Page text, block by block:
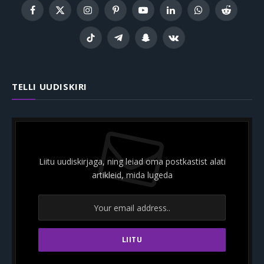
Facebook
X
(Twitter)
InstagramPinterestYouTubeLinkedInWhatsAppReddit
TikTok TelegramSnapchatVKontakte
TELLI UUDISKIRI
Liitu uudiskirjaga, ning leiad oma postkastist alati
artikleid, mida lugeda